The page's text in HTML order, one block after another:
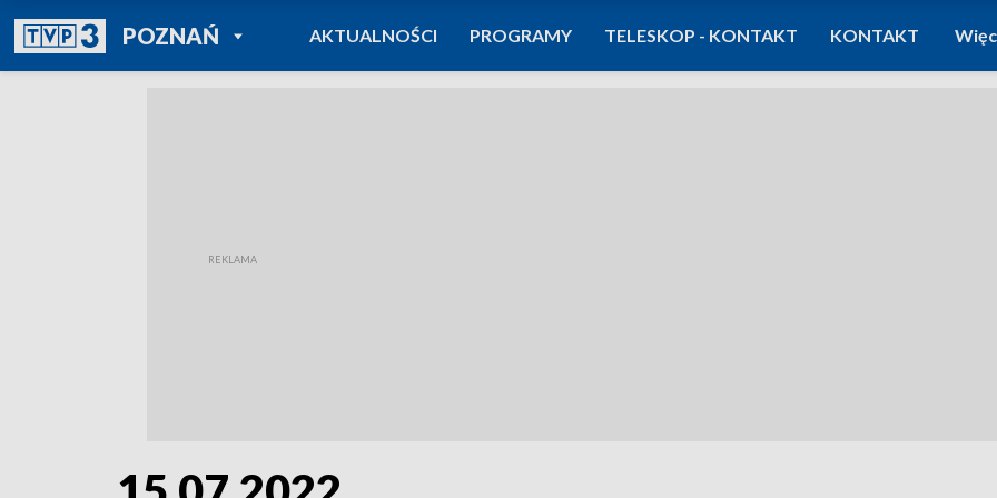
POZNAŃPOWRÓT DO
TVP REGIONY
AKTUALNOŚCI PROGRAMY TELESKOP - KONTAKT KONTAKT